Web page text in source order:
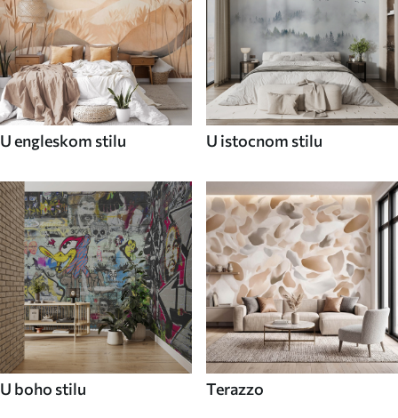
U engleskom stilu U istocnom stilu
U boho stilu Terazzo